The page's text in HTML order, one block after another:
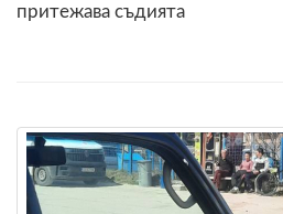
притежава съдията